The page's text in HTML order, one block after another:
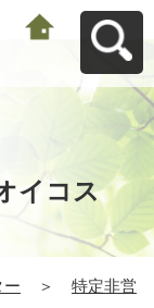
イコス
ー ＞
特定非営